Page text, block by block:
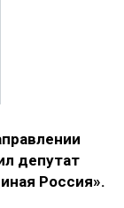
депутат
Россия».